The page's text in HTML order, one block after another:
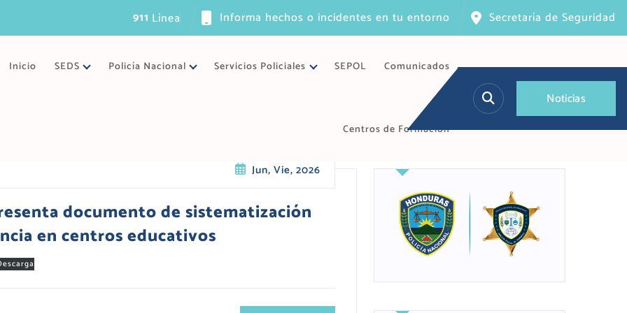
Lín eaún Informa hechos o incidentes en tu entorno Secretaría de Seguridad
Inicio SEDS Policía Nacional Servicios Policiales SEPOL Comunicados
Centros de Formación
Noticias
Jun, Vie, 2026
documento de sistematización
en centros educativos